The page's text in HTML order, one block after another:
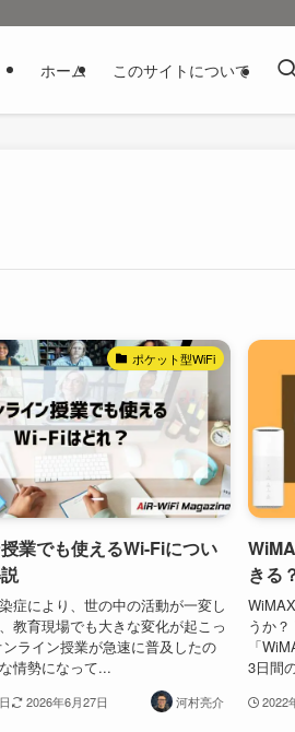
ホーム このサイトについて
ポケット型WiFi
業でも使えるWi-Fiについ
症により、世の中の活動が一変し
教育現場でも大きな変化が起こっ
ライン授業が急速に普及したの
情勢になって...
2026年6月27日 河村亮介
きる
うか
「
3日間
2022